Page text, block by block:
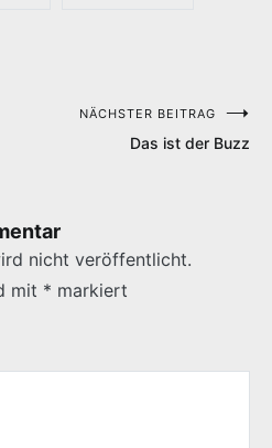
NÄCHSTER BEITRAG
Das ist der Buzz
nicht veröffentlicht.
mit * markiert